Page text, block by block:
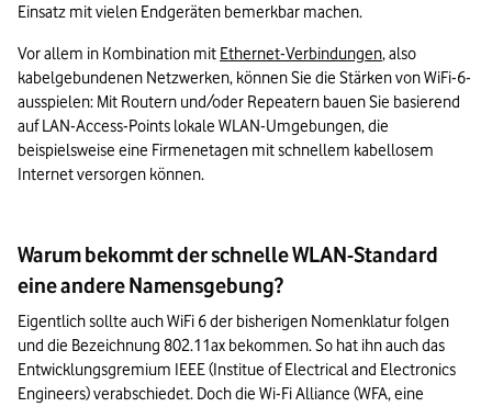
Einsatz mit vielen Endgeräten bemerkbar machen.
Vor allem in Kombination mit Ethernet-Verbindungen, also
kabelgebundenen Netzwerken, können Sie die Stärken von WiFi-6-
ausspielen: Mit Routern und/oder Repeatern bauen Sie basierend
auf LAN-Access-Points lokale WLAN-Umgebungen, die
beispielsweise eine Firmenetagen mit schnellem kabellosem
Internet versorgen können.
Warum bekommt der schnelle WLAN-Standard
eine andere Namensgebung?
Eigentlich sollte auch WiFi 6 der bisherigen Nomenklatur folgen
und die Bezeichnung 802.11ax bekommen. So hat ihn auch das
Entwicklungsgremium IEEE (Institue of Electrical and Electronics
Engineers) verabschiedet. Doch die Wi-Fi Alliance (WFA, eine